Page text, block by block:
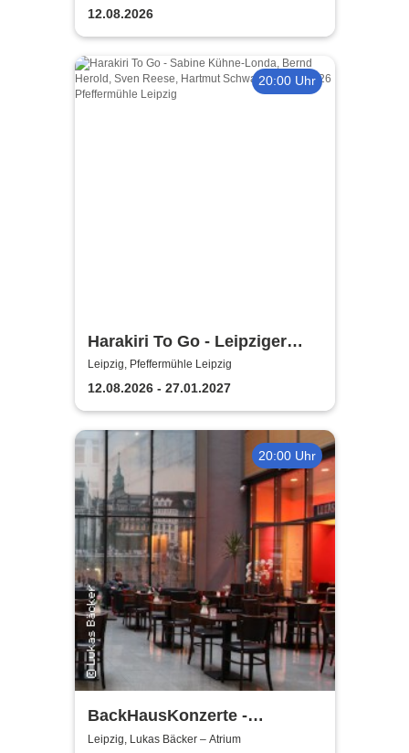
12.08.2026
20:00 Uhr
Harakiri To Go - Leipziger
Pfeffermühle
Leipzig, Pfeffermühle Leipzig
12.08.2026 - 27.01.2027
20:00 Uhr
BackHausKonzerte -
Kammermusik mit der
Leipzig, Lukas Bäcker – Atrium